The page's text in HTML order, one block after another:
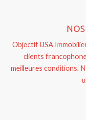
Objectif USA
clients
meilleures conditions.